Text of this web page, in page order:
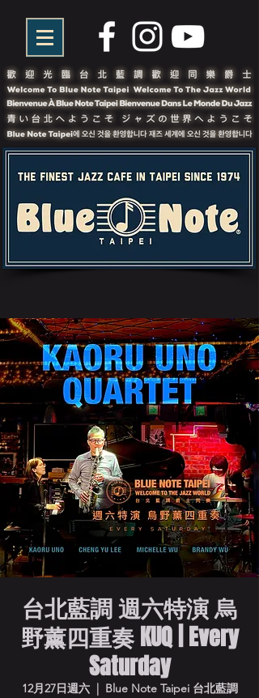
台北藍調 週六特演 烏
野薰四重奏 KUQ | Every
Saturday
12月27日週六
  |
Blue Note Taipei 台北藍調